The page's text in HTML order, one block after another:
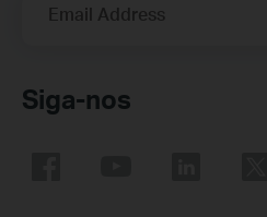
Email Address
Siga-nos